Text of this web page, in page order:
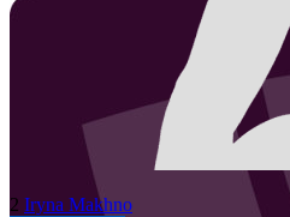
2 Iryna Makhno